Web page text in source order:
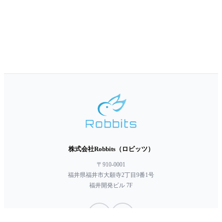
株式会社Robbits（ロビッツ）
〒910-0001
福井県福井市大願寺2丁目9番1号
福井開発ビル 7F